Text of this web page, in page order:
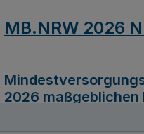
MB.NRW 2026
2026 maßgeblichen